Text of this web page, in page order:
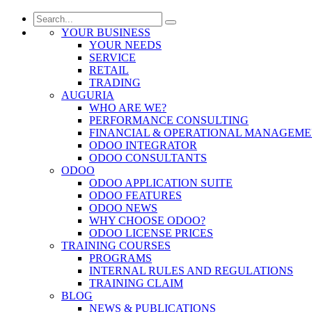
YOUR BUSINESS
YOUR NEEDS
SERVICE
RETAIL
TRADING
AUGURIA
WHO ARE WE?
PERFORMANCE CONSULTING
FINANCIAL & OPERATIONAL
ODOO INTEGRATOR
ODOO CONSULTANTS
ODOO
ODOO APPLICATION SUITE
ODOO FEATURES
ODOO NEWS
WHY CHOOSE ODOO?
ODOO LICENSE PRICES
TRAINING COURSES
PROGRAMS
INTERNAL RULES AND REGULATIONS
TRAINING CLAIM
BLOG
NEWS & PUBLICATIONS